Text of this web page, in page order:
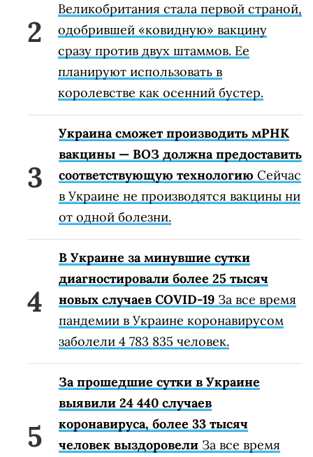
Великобритания стала первой страной,
одобрившей «ковидную» вакцину
сразу против двух штаммов. Ее
планируют использовать в
королевстве как осенний бустер.
Украина сможет производить мРНК
вакцины — ВОЗ должна предоставить
соответствующую технологию Сейчас
в Украине не производятся вакцины ни
от одной болезни.
В Украине за минувшие сутки
диагностировали более 25 тысяч
новых случаев COVID-19 За все время
пандемии в Украине коронавирусом
заболели 4 783 835 человек.
За прошедшие сутки в Украине
выявили 24 440 случаев
коронавируса, более 33 тысяч
человек выздоровели За все время